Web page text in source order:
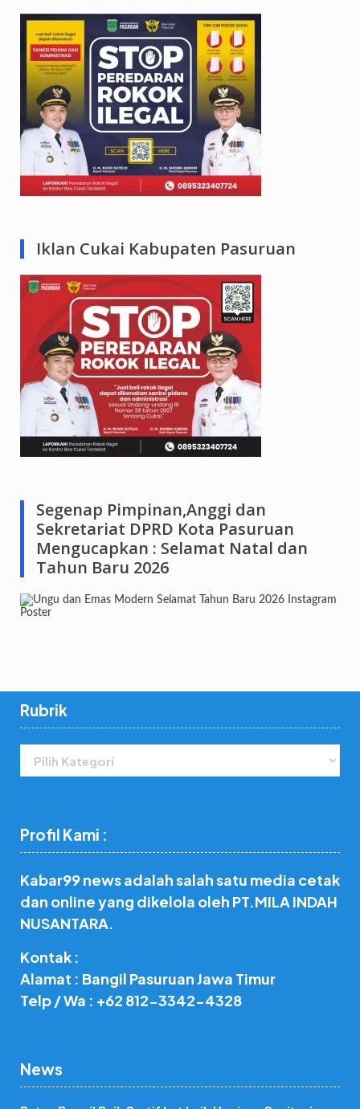
Iklan Cukai Kabupaten Pasuruan
Segenap Pimpinan,Anggi dan
Sekretariat DPRD Kota Pasuruan
Mengucapkan : Selamat Natal dan
Tahun Baru 2026
Rubrik
Profil Kami :
Kabar99 news adalah salah satu media cetak
dan online yang dikelola oleh PT.MILA INDAH
NUSANTARA.
Kontak :
Alamat : Bangil Pasuruan Jawa Timur
Telp / Wa : +62 812-3342-4328
News